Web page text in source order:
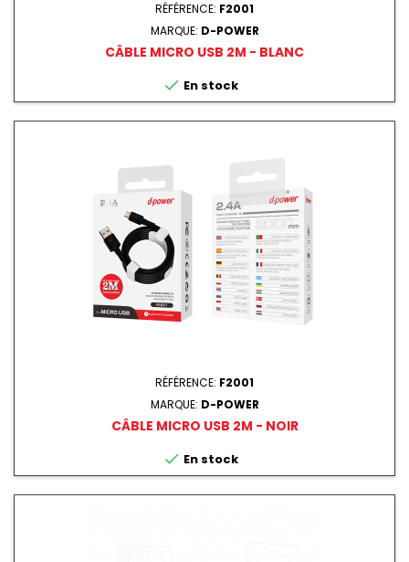
RÉFÉRENCE: F2001
MARQUE: D-POWER
CÂBLE MICRO USB 2M - BLANC
 En stock
RÉFÉRENCE: F2001
MARQUE: D-POWER
CÂBLE MICRO USB 2M - NOIR
 En stock